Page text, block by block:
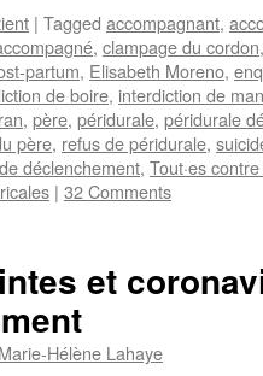
| Tagged accompagnant,
, clampage du cordon
partum, Elisabeth Moreno,
de boire, interdiction de
, père, péridurale, péridurale
père, refus de péridurale,
déclenchement, Tout·es
| 32 Comments
et
Marie-Hélène Lahaye